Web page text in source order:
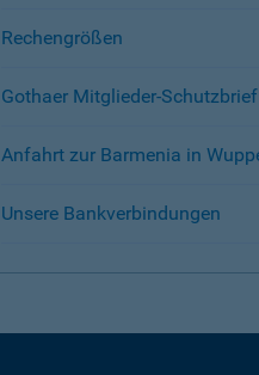
Rechengrößen
Gothaer Mitglieder-
Anfahrt zur Barmenia in
Unsere Bankverbindungen